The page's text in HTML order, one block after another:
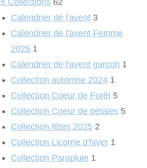
Collections 62
Calendrier de l'avent 3
Calendrier de l'avent Femme
2025 1
Calendrier de l'avent garçon 1
Collection automne 2024 1
Collection Coeur de Forêt 5
Collection Coeur de pétales 5
Collection fêtes 2025 2
Collection Licorne d'hiver 1
Collection Parapluie 1